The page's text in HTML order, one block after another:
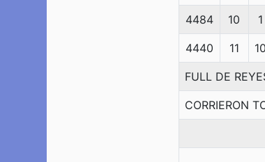
4484 10 1
4440 11 10
FULL DE
CORRIERON